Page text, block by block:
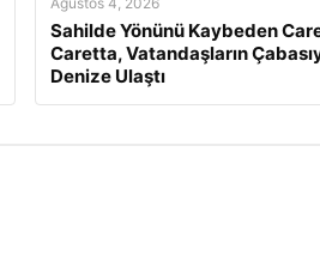
Sahilde Yönünü Kaybeden
Caretta, Vatandaşların
Denize Ulaştı